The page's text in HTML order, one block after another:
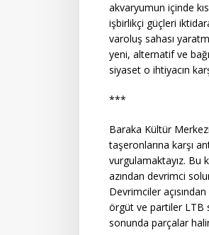
akvaryumun içinde
işbirlikçi güçleri
varoluş sahası
yeni, alternatif ve
siyaset o ihtiyacın
***
Baraka Kültür
taşeronlarına karşı
vurgulamaktayız. Bu
azından devrimci
Devrimciler
örgüt ve partiler LTB
sonunda parçalar